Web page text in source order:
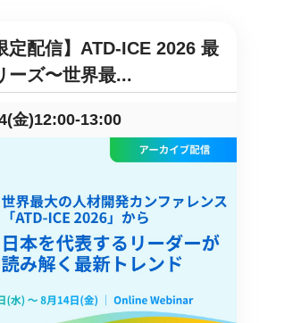
定配信】ATD-ICE 2026 最
ーズ〜世界最...
金)12:00-13:00